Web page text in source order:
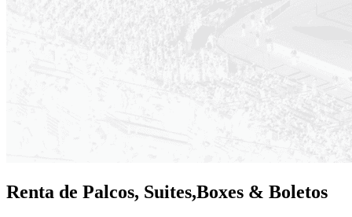
Renta de Palcos, Suites,Boxes & Boletos